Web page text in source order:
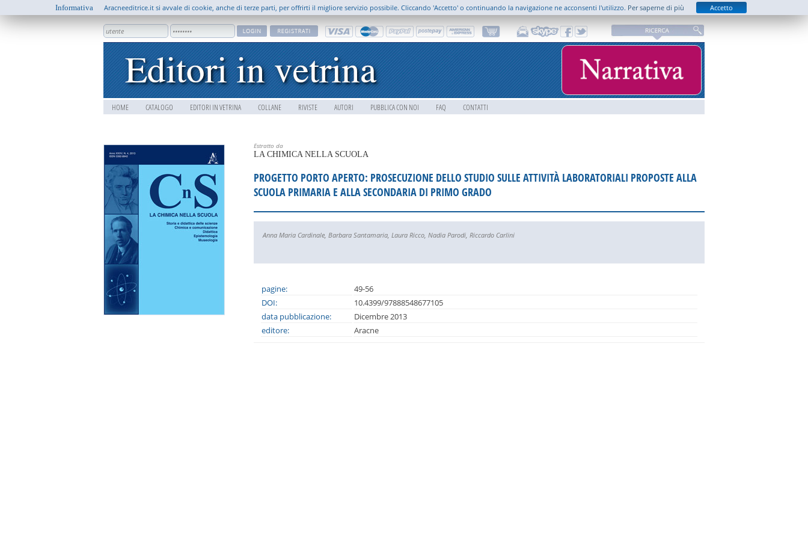
HOME CATALOGO EDITORI IN VETRINA COLLANE RIVISTE AUTORI PUBBLICA CON NOI FAQ CONTATTI
Informativa Aracneeditrice.it si avvale di cookie, anche di terze parti, per offrirti il migliore servizio possibile. Cliccando 'Accetto' o continuando la navigazione ne acconsenti l'utilizzo. Per saperne di più Accetto
Estratto da
LA CHIMICA NELLA SCUOLA
PROGETTO PORTO APERTO: PROSECUZIONE DELLO STUDIO SULLE ATTIVITÀ LABORATORIALI PROPOSTE ALLA
SCUOLA PRIMARIA E ALLA SECONDARIA DI PRIMO GRADO
Anna Maria Cardinale, Barbara Santamaria, Laura Ricco, Nadia Parodi, Riccardo Carlini
pagine:
49-56
DOI:
10.4399/97888548677105
data pubblicazione:
Dicembre 2013
editore:
Aracne